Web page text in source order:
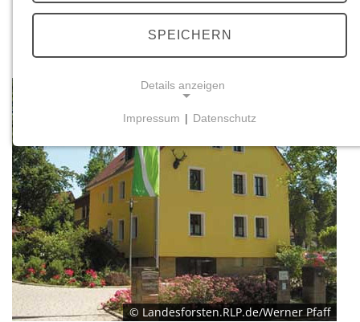
STECKBRIEFE FORSTAMT KUSEL
© Landesforsten.RLP.de/Werner Pfaff
SPEICHERN
Details anzeigen
Notwendige Cookies ermöglichen grundlegende
Funktionen und sind für die einwandfreie Funktion
der Website erforderlich.
Einverständnis-Cookie
Name:
cookie_consent
Zweck:
Impressum | Datenschutz